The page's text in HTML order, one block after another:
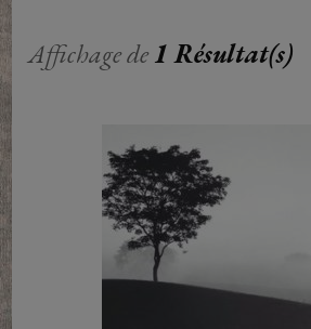
Affichage de1 Résultat(s)